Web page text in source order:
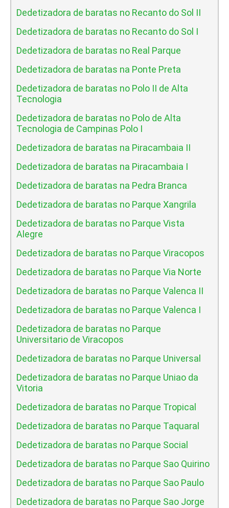
Dedetizadora de baratas no Recanto do Sol II
Dedetizadora de baratas no Recanto do Sol I
Dedetizadora de baratas no Real Parque
Dedetizadora de baratas na Ponte Preta
Dedetizadora de baratas no Polo II de Alta
Tecnologia
Dedetizadora de baratas no Polo de Alta
Tecnologia de Campinas Polo I
Dedetizadora de baratas na Piracambaia II
Dedetizadora de baratas na Piracambaia I
Dedetizadora de baratas na Pedra Branca
Dedetizadora de baratas no Parque Xangrila
Dedetizadora de baratas no Parque Vista
Alegre
Dedetizadora de baratas no Parque Viracopos
Dedetizadora de baratas no Parque Via Norte
Dedetizadora de baratas no Parque Valenca II
Dedetizadora de baratas no Parque Valenca I
Dedetizadora de baratas no Parque
Universitario de Viracopos
Dedetizadora de baratas no Parque Universal
Dedetizadora de baratas no Parque Uniao da
Vitoria
Dedetizadora de baratas no Parque Tropical
Dedetizadora de baratas no Parque Taquaral
Dedetizadora de baratas no Parque Social
Dedetizadora de baratas no Parque Sao Quirino
Dedetizadora de baratas no Parque Sao Paulo
Dedetizadora de baratas no Parque Sao Jorge